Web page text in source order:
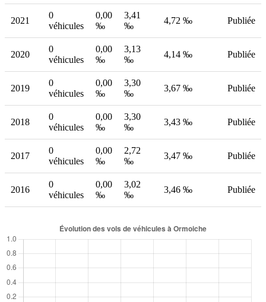
2021
0
véhicules
0,00
‰
3,41
‰
4,72 ‰ Publiée
2020
0
véhicules
0,00
‰
3,13
‰
4,14 ‰ Publiée
2019
0
véhicules
0,00
‰
3,30
‰
3,67 ‰ Publiée
2018
0
véhicules
0,00
‰
3,30
‰
3,43 ‰ Publiée
2017
0
véhicules
0,00
‰
2,72
‰
3,47 ‰ Publiée
2016
0
véhicules
0,00
‰
3,02
‰
3,46 ‰ Publiée